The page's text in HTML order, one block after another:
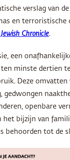
verslag van
en terroristische
Jewish Chronicle.
een
ten minste dertien
Deze omvatten
gedwongen
openbare
het bijzijn van
behoorden tot de